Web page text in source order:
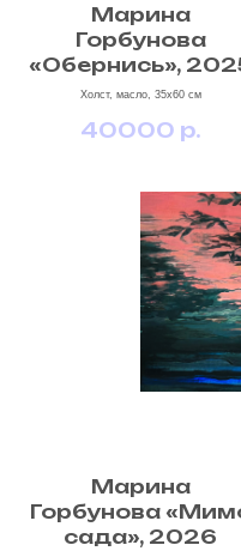
Марина
Горбунова
«Обернись»,
Холст, масло, 35х60 см
40000 р.
Марина
Горбунова
сада», 2026